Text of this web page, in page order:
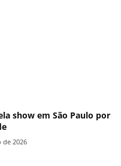
show em São Paulo por
de 2026